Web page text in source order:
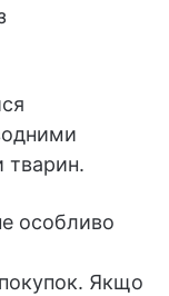
тварин.
особливо
Якщо